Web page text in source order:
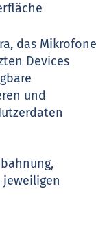
das Mikrofone
Devices
und
jeweiligen